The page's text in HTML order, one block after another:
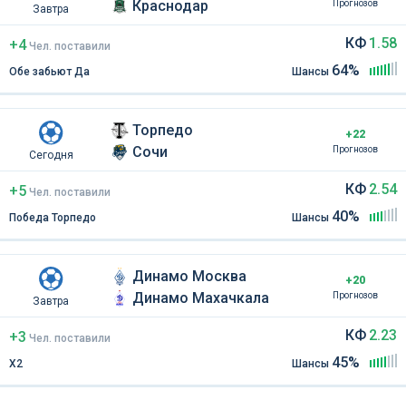
Завтра
Краснодар
Прогнозов
+4 Чел поставили
Обе забьют Да
КФ 1.58
Шансы 64%
Сегодня
Торпедо
Сочи
+22
Прогнозов
+5 Чел поставили
Победа Торпедо
КФ 2.54
Шансы 40%
Завтра
Динамо Москва
Динамо Махачкала
+20
Прогнозов
+3 Чел поставили
Х2
КФ 2.23
Шансы 45%